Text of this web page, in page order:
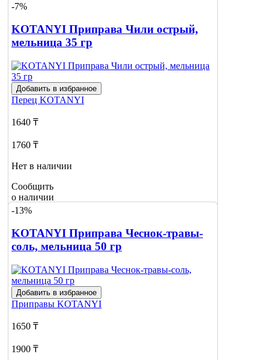
-7%
KOTANYI Приправа Чили острый,
мельница 35 гр
Добавить в избранное
Перец KOTANYI
1640 ₸
1760 ₸
Нет в наличии
Сообщить
о наличии
-13%
KOTANYI Приправа Чеснок-травы-
соль, мельница 50 гр
Добавить в избранное
Приправы KOTANYI
1650 ₸
1900 ₸